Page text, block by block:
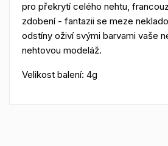
pro překrytí celého nehtu,
zdobení - fantazii se meze
odstíny oživí svými barvami vaše
nehtovou modeláž.
Velikost balení: 4g